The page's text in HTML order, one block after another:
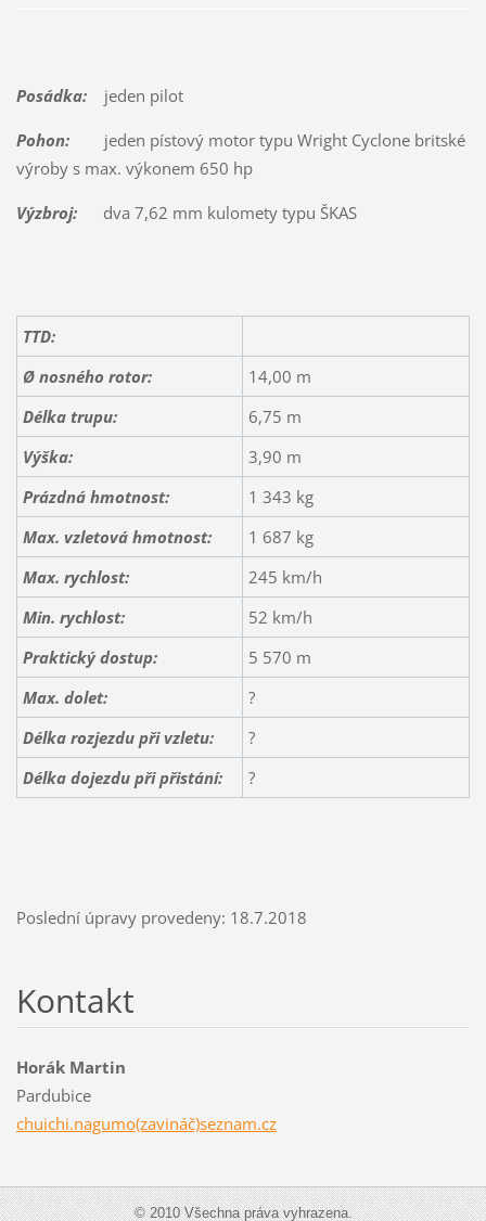
Posádka:jeden pilot
Pohon:jeden pístový motor typu Wright Cyclone britské
výroby s max. výkonem 650 hp
Výzbroj:dva 7,62 mm kulomety typu ŠKAS
TTD:
Ø nosného rotor:
14,00 m
Délka trupu:
6,75 m
Výška:
3,90 m
Prázdná hmotnost:
1 343 kg
Max. vzletová hmotnost:
1 687 kg
Max. rychlost:
245 km/h
Min. rychlost:
52 km/h
Praktický dostup:
5 570 m
Max. dolet:
?
Délka rozjezdu při vzletu:
?
Délka dojezdu při přistání:
?
Poslední úpravy provedeny: 18.7.2018
Kontakt
Horák Martin
Pardubice
chuichi.nagumo(zavináč)seznam.cz
© 2010 Všechna práva vyhrazena.